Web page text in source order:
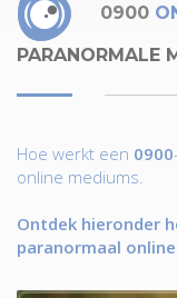
0900
PARANORMALE
Hoe werkt een 0900
online mediums.
Ontdek hieronder
paranormaal